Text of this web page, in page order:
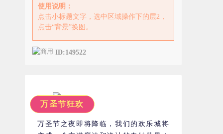
使用说明：
点击小标题文字，选中区域操作下的层2，
点击“背景”换图。
ID:149522
万圣节狂欢
万圣节之夜即将降临，我们的欢乐城将